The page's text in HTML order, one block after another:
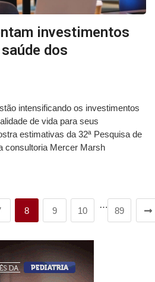
investimentos
dos
intensificando os investimentos
de vida para seus
estimativas da 32ª Pesquisa de
consultoria Mercer Marsh
8 9 10
…
89